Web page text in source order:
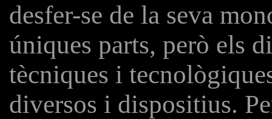
desfer-se de la seva
úniques parts, però els
tècniques i
diversos i dispositius.